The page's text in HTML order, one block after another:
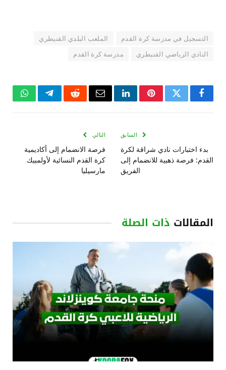
التسجيل في مدرسة كرة القدم
الملعب البلدي القنيطري
النادي الرياضي القنيطري
مدرسة كرة القدم
فيسبوكتويتر بينتيريستلينكدإنالبريد
رديت تيلقرام
السابق
بدء اختبارات نادي شراقة لكرة
القدم: فرصة ذهبية للانضمام إلى
الفريق
التالي
فرصة الانضمام إلى أكاديمية
كرة القدم النسائية لأولمبيك
مارسيليا
المقالات ذات الصلة